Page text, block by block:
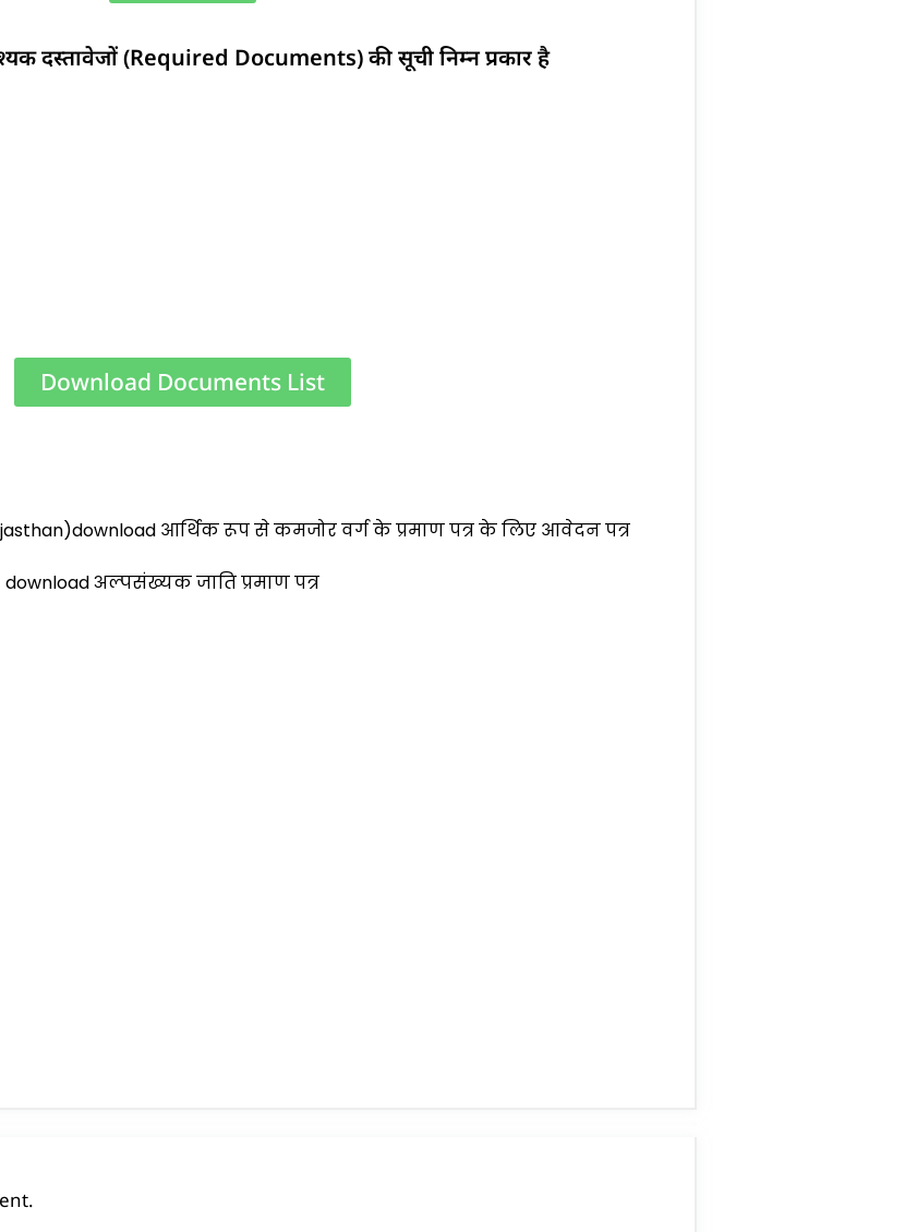
दस्तावेजों (Required Documents) की सूची निम्न प्रकार है
Download Documents List
आर्थिक रूप से कमजोर वर्ग के प्रमाण पत्र के लिए आवेदन पत्र
अल्पसंख्यक जाति प्रमाण पत्र